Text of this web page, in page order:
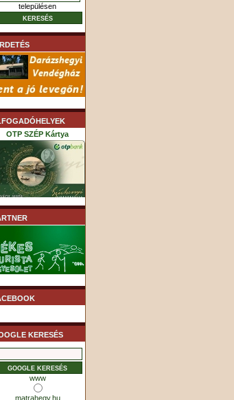
településen
OTP SZÉP Kártya
K&H SZÉP Kártya
KERESÉS
www
matrahegy.hu